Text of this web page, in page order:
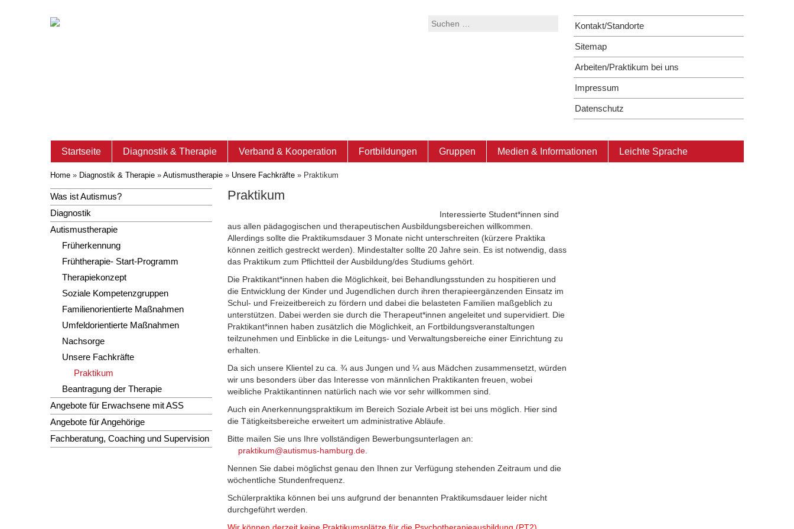
Kontakt/Standorte
Sitemap
Arbeiten/Praktikum bei uns
Impressum
Datenschutz
Suchen
Startseite Diagnostik & Therapie Verband & Kooperation Fortbildungen Gruppen Medien & Informationen Leichte Sprache
Home » Diagnostik & Therapie » Autismustherapie » Unsere Fachkräfte » Praktikum
Was ist Autismus?
Diagnostik
Autismustherapie
Früherkennung
Frühtherapie- Start-Programm
Therapiekonzept
Soziale Kompetenzgruppen
Familienorientierte Maßnahmen
Umfeldorientierte Maßnahmen
Nachsorge
Unsere Fachkräfte
Praktikum
Beantragung der Therapie
Angebote für Erwachsene mit ASS
Angebote für Angehörige
Fachberatung, Coaching und Supervision
Praktikum
Interessierte Student*innen sind
aus allen pädagogischen und therapeutischen Ausbildungsbereichen willkommen.
Allerdings sollte die Praktikumsdauer 3 Monate nicht unterschreiten (kürzere Praktika
können zeitlich gestreckt werden). Mindestalter sollte 20 Jahre sein. Es ist notwendig, dass
das Praktikum zum Pflichtteil der Ausbildung/des Studiums gehört.
Die Praktikant*innen haben die Möglichkeit, bei Behandlungsstunden zu hospitieren und
die Entwicklung der Kinder und Jugendlichen durch ihren therapieergänzenden Einsatz im
Schul- und Freizeitbereich zu fördern und dabei die belasteten Familien maßgeblich zu
unterstützen. Dabei werden sie durch die Therapeut*innen angeleitet und supervidiert. Die
Praktikant*innen haben zusätzlich die Möglichkeit, an Fortbildungsveranstaltungen
teilzunehmen und Einblicke in die Leitungs- und Verwaltungsbereiche einer Einrichtung zu
erhalten.
Da sich unsere Klientel zu ca. ¾ aus Jungen und ¼ aus Mädchen zusammensetzt, würden
wir uns besonders über das Interesse von männlichen Praktikanten freuen, wobei
weibliche Praktikantinnen natürlich nach wie vor sehr willkommen sind.
Auch ein Anerkennungspraktikum im Bereich Soziale Arbeit ist bei uns möglich. Hier sind
die Tätigkeitsbereiche erweitert um administrative Abläufe.
Bitte mailen Sie uns Ihre vollständigen Bewerbungsunterlagen an:
praktikum@autismus-hamburg.de
Nennen Sie dabei möglichst genau den Ihnen zur Verfügung stehenden Zeitraum und die
wöchentliche Stundenfrequenz.
Schülerpraktika können bei uns aufgrund der benannten Praktikumsdauer leider nicht
durchgeführt werden.